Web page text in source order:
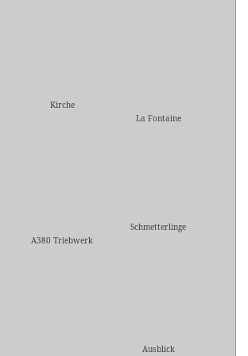
Kirche
La Fontaine
A380 Triebwerk
Schmetterlinge
Ausblick